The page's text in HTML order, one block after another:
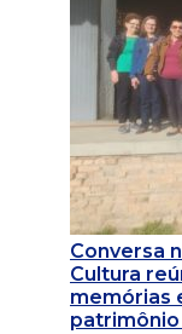
Conversa
Cultura
memórias
patrimônio